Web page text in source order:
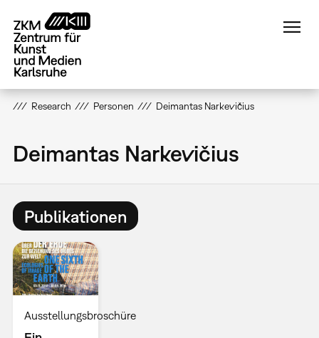
zum
Inhalt
Research Personen Deimantas Narkevičius
Deimantas Narkevičius
Publikationen
Ausstellungsbroschüre